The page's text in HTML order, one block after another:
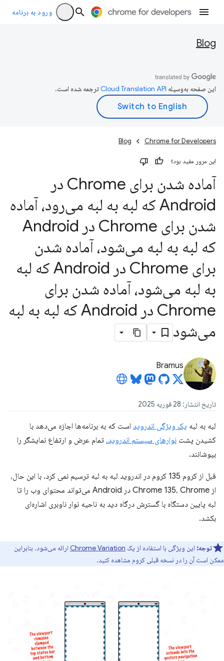
ورود به برنامه
Blog
این صفحه به‌وسیله ترجمه شده است.
Chrome for Developers
Blog
این مرور مفید بود؟
آماده شدن برای Chrome در
Android که لبه به لبه می‌رود، آماده
شدن برای Chrome در Android
که لبه به لبه می‌شود، آماده شدن
برای Chrome در Android که لبه
به لبه می‌شود، آماده شدن برای
Chrome در Android که لبه به لبه
می‌شود
Bramus
تاریخ انتشار: 28 فوریه 2025
لبه به لبه یک ویژگی اندروید است که به برنامه‌ها اجازه می‌دهد با
کشیدن پشت نوارهای سیستم اندروید، تمام عرض و ارتفاع نمایشگر را
بپوشانند.
قبل از کروم 135 کروم در اندروید لبه به لبه ترسیم نمی کرد. با این حال،
از Chrome 135، Chrome در Android می‌تواند محتوای وب را تا
لبه پایین دستگاه با گسترش درگاه دید به ناحیه نوار ناوبری اشاره‌ای
بکشد.
توجه: این ویژگی با استفاده از یک Chrome Variation ارائه می‌شود. بنابراین
ممکن است آن را در نسخه قبلی کروم مشاهده کنید.